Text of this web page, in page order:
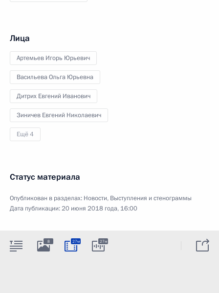
Лица
Артемьев Игорь Юрьевич
Васильева Ольга Юрьевна
Дитрих Евгений Иванович
Зиничев Евгений Николаевич
Ещё 4
Статус материала
Опубликован в разделах: Новости, Выступления и стенограммы
Дата публикации:20 июня 2018 года, 16:00
8 27м 27м